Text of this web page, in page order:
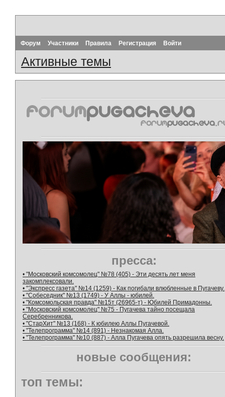
Форум Участники Правила Регистрация Войти
Активные темы
пресса:
• "Московский комсомолец" №78 (405) - Эти десять лет меня
закомплексовали.
• "Экспресс газета" №14 (1259) - Как погибали влюбленные в Пугачеву.
• "Собеседник" №13 (1749) - У Аллы - юбилей.
• "Комсомольская правда" №15т (26965-т) - Юбилей Примадонны.
• "Московский комсомолец" №75 - Пугачева тайно посещала
Серебренникова.
• "СтарХит" №13 (168) - К юбилею Аллы Пугачевой.
• "Телепрограмма" №14 (891) - Незнакомая Алла.
• "Телепрограмма" №10 (887) - Алла Пугачева опять разрешила весну.
новые сообщения:
топ темы: